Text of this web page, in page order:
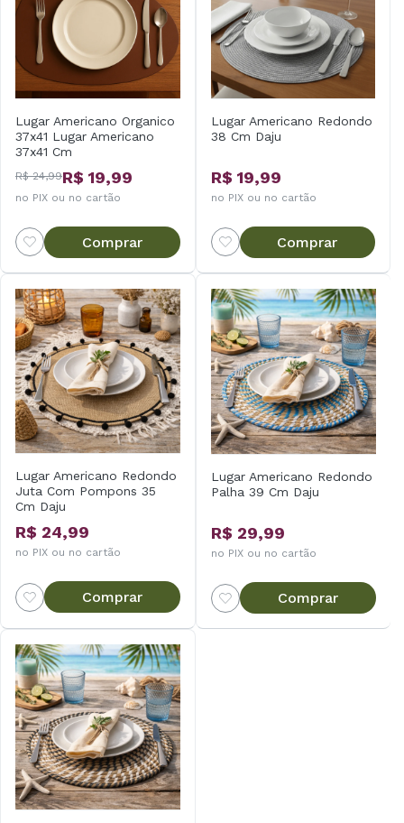
Lugar Americano Organico
37x41 Lugar Americano
37x41 Cm
R$ 24,99R$ 19,99
no PIX ou no cartão
Comprar
Lugar Americano Redondo
38 Cm Daju
R$ 19,99
no PIX ou no cartão
Comprar
Lugar Americano Redondo
Juta Com Pompons 35
Cm Daju
R$ 24,99
no PIX ou no cartão
Comprar
Lugar Americano Redondo
Palha 39 Cm Daju
R$ 29,99
no PIX ou no cartão
Comprar